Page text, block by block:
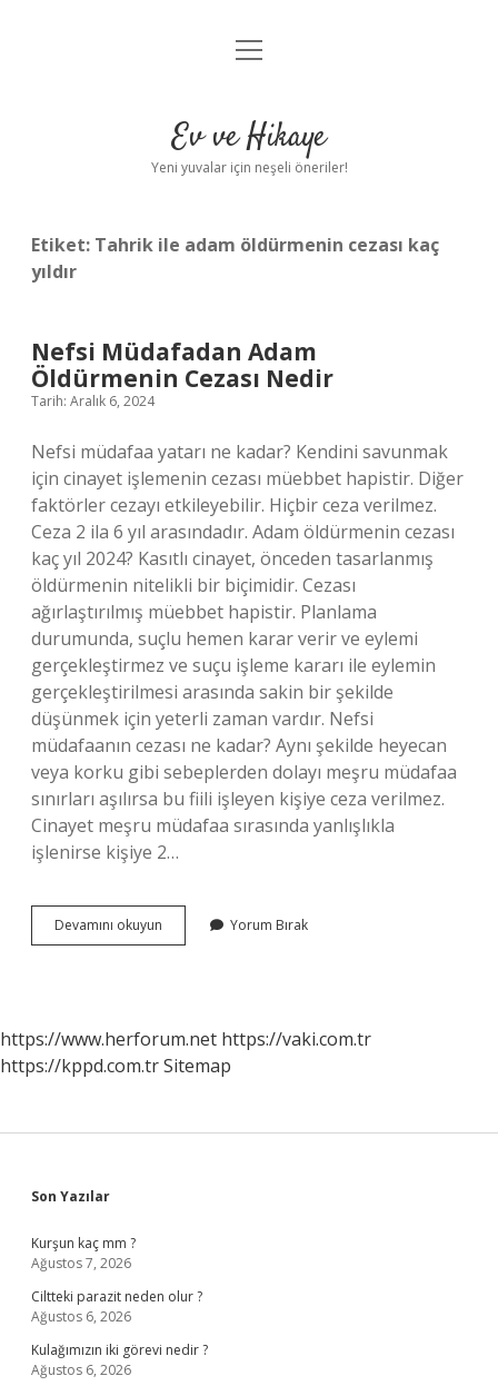
Anasayfa
Yasal Uyarı
menüyü
Ev ve Hikaye
Yeni yuvalar için neşeli öneriler!
Etiket: Tahrik ile adam öldürmenin cezası kaç
yıldır
Nefsi Müdafadan Adam
Öldürmenin Cezası Nedir
Tarih: Aralık 6, 2024
Nefsi müdafaa yatarı ne kadar? Kendini savunmak
için cinayet işlemenin cezası müebbet hapistir. Diğer
faktörler cezayı etkileyebilir. Hiçbir ceza verilmez.
Ceza 2 ila 6 yıl arasındadır. Adam öldürmenin cezası
kaç yıl 2024? Kasıtlı cinayet, önceden tasarlanmış
öldürmenin nitelikli bir biçimidir. Cezası
ağırlaştırılmış müebbet hapistir. Planlama
durumunda, suçlu hemen karar verir ve eylemi
gerçekleştirmez ve suçu işleme kararı ile eylemin
gerçekleştirilmesi arasında sakin bir şekilde
düşünmek için yeterli zaman vardır. Nefsi
müdafaanın cezası ne kadar? Aynı şekilde heyecan
veya korku gibi sebeplerden dolayı meşru müdafaa
sınırları aşılırsa bu fiili işleyen kişiye ceza verilmez.
Cinayet meşru müdafaa sırasında yanlışlıkla
işlenirse kişiye 2…
Devamını okuyun
Müdafadan
Yorum Bırak
https://www.herforum.net https://vaki.com.tr
https://kppd.com.trSitemap
Sidebar
Son Yazılar
Kurşun kaç mm ?
Ağustos 7, 2026
Ciltteki parazit neden olur ?
Ağustos 6, 2026
Kulağımızın iki görevi nedir ?
Ağustos 6, 2026